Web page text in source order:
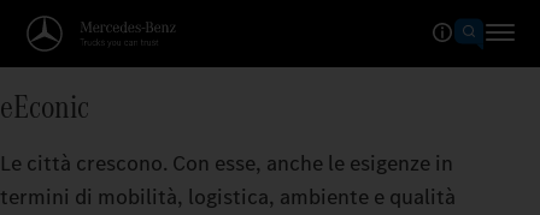
eEconic
Le città crescono. Con esse, anche le esigenze in
termini di mobilità, logistica, ambiente e qualità